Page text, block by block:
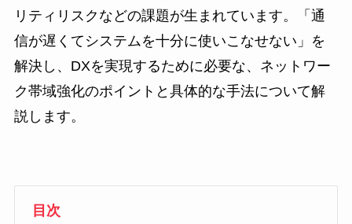
リティリスクなどの課題が生まれています。「通
信が遅くてシステムを十分に使いこなせない」を
解決し、DXを実現するために必要な、ネットワー
ク帯域強化のポイントと具体的な手法について解
説します。
目次